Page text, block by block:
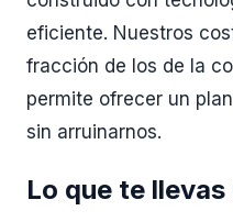
eficiente. Nuestros
fracción de los de la
permite ofrecer un
sin arruinarnos.
Lo que te llevas